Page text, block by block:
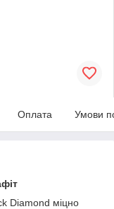
Оплата Умови
Diamond міцно